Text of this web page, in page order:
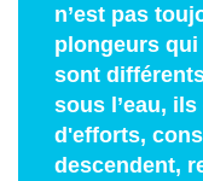
n’est pas
plongeurs
sont
sous l’eau,
d'efforts,
descendent,